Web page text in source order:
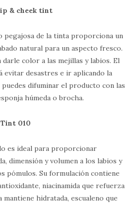
& cheek tint
pegajosa de la tinta proporciona un
natural para un aspecto fresco.
color a las mejillas y labios. El
desastres e ir aplicando la
puedes difuminar el producto con las
húmeda o brocha.
010
es ideal para proporcionar
dimensión y volumen a los labios y
pómulos. Su formulación contiene
niacinamida que refuerza
mantiene hidratada, escualeno que